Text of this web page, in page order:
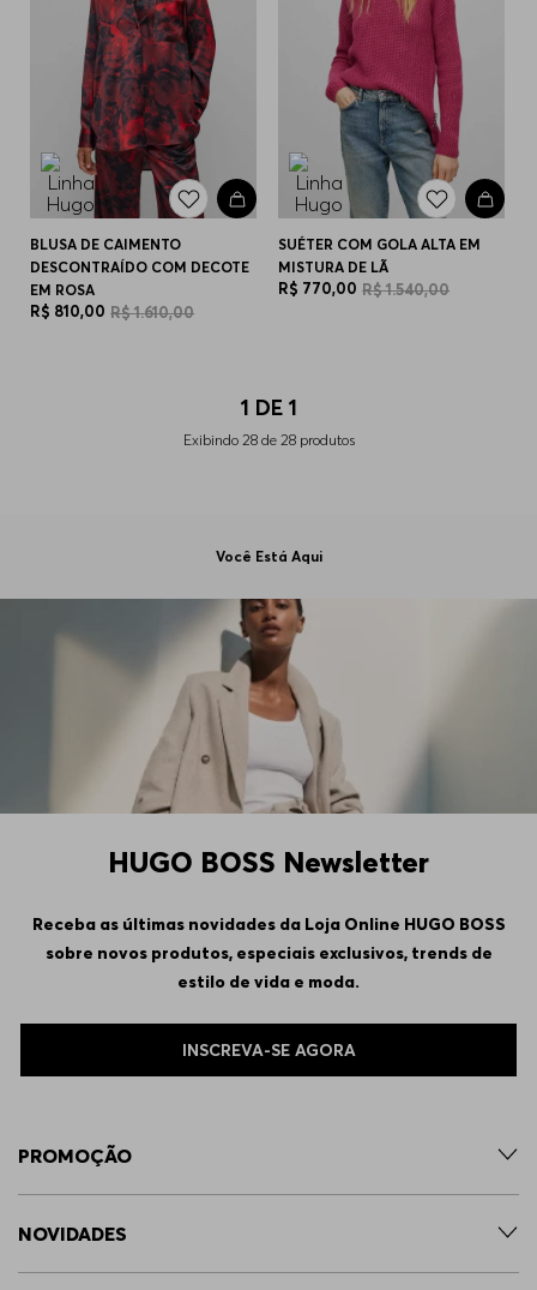
BLUSA DE CAIMENTO
DESCONTRAÍDO COM DECOTE
EM ROSA
R$ 810,00 R$1.610,00
SUÉTER COM GOLA ALTA EM
MISTURA DE LÃ
R$ 770,00 R$1.540,00
1 DE 1
Exibindo 28de 28produtos
Você Está Aqui
HUGO BOSS Newsletter
Receba as últimas novidades da Loja Online HUGO BOSS
sobre novos produtos, especiais exclusivos, trends de
estilo de vida e moda.
INSCREVA-SE AGORA
PROMOÇÃO
NOVIDADES